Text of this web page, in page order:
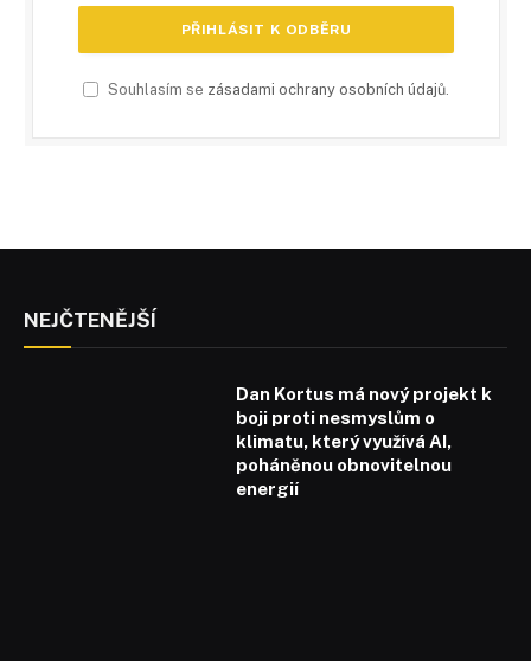
Souhlasím se zásadami ochrany osobních údajů.
NEJČTENĚJŠÍ
Dan Kortus má nový projekt k
boji proti nesmyslům o
klimatu, který využívá AI,
poháněnou obnovitelnou
energií